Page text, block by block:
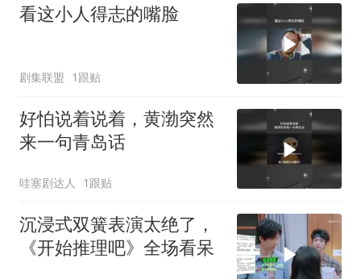
看这小人得志的嘴脸
剧集联盟 1跟贴
好怕说着说着，黄渤突然
来一句青岛话
哇塞剧达人 1跟贴
沉浸式双簧表演太绝了，
《开始推理吧》全场看呆